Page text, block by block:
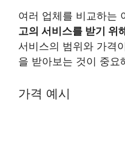
여러 업체를 비교하는
고의 서비스를 받기 위
서비스의 범위와 가격
을 받아보는 것이 중요
가격 예시